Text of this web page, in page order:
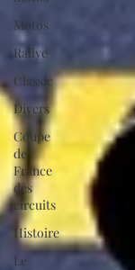
Motos
Rallye
Classic
Divers
Coupe
de
France
des
circuits
Histoire
Le